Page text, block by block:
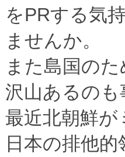
をPRする気
ませんか。
また島国の
沢山あるの
最近北朝鮮
日本の排他